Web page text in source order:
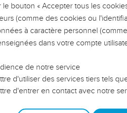
LES VOTRES ?
leur impact, leur foi ou leur vision.
qu'ils ont traversés, alors même que
responsables reviennent sur les erreurs
avec plus de sagesse afin que
une équipe, un groupe ou
le bouton « Accepter tous les
(comme des cookies ou
à caractère personnel
dans votre compte
de notre service
d'utiliser des services tiers tels
d'entrer en contact avec notre